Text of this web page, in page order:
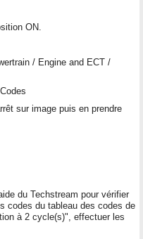
ON.
/ Engine and ECT /
sur image puis en prendre
du Techstream pour vérifier
codes du tableau des codes de
à 2 cycle(s)", effectuer les